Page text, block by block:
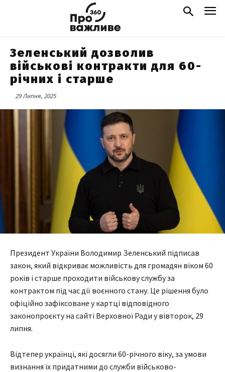
Зеленський дозволив
військові контракти для 60-
річних і старше
29 Липня, 2025
Президент України Володимир Зеленський підписав
закон, який відкриває можливість для громадян віком 60
років і старше проходити військову службу за
контрактом під час дії воєнного стану. Це рішення було
офіційно зафіксоване у картці відповідного
законопроєкту на сайті Верховної Ради у вівторок, 29
липня.
Відтепер українці, які досягли 60-річного віку, за умови
визнання їх придатними до служби військово-